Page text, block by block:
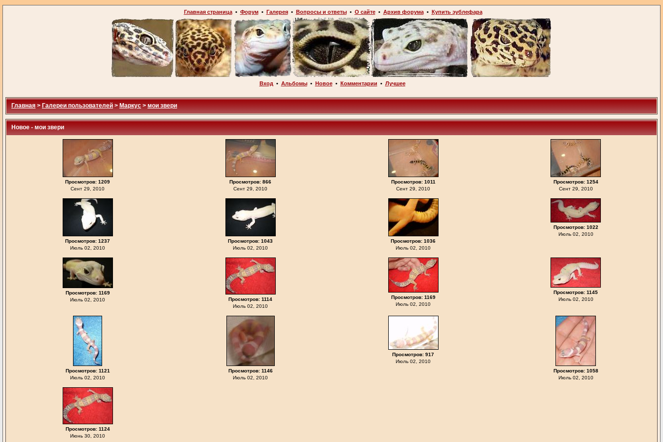
Главная страница• Форум• Галерея• Вопросы и ответы• О сайте• Архив форума• Купить эублефара
Вход • Альбомы• Новое• Комментарии • Лучшее
Главная > Галереи пользователей > Маркус > мои звери
Новое - мои звери
Просмотров: 1209
Сент 29, 2010
Просмотров: 866
Сент 29, 2010
Просмотров: 1011
Сент 29, 2010
Просмотров: 1254
Сент 29, 2010
Просмотров: 1237
Июль 02, 2010
Просмотров: 1043
Июль 02, 2010
Просмотров: 1036
Июль 02, 2010
Просмотров: 1022
Июль 02, 2010
Просмотров: 1169
Июль 02, 2010
Просмотров: 1114
Июль 02, 2010
Просмотров: 1169
Июль 02, 2010
Просмотров: 1145
Июль 02, 2010
Просмотров: 1121
Июль 02, 2010
Просмотров: 1146
Июль 02, 2010
Просмотров: 917
Июль 02, 2010
Просмотров: 1058
Июль 02, 2010
Просмотров: 1124
Июнь 30, 2010